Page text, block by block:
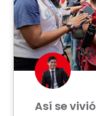
Así se